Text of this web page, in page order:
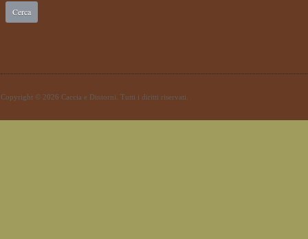
Copyright © 2026 Caccia e Dintorni. Tutti i diritti riservati.